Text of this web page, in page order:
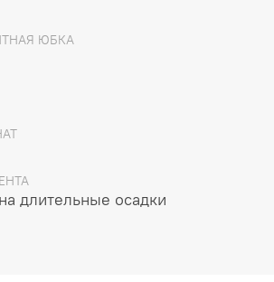
(см): 340х220
мешок
ЮБКА
длительные осадки